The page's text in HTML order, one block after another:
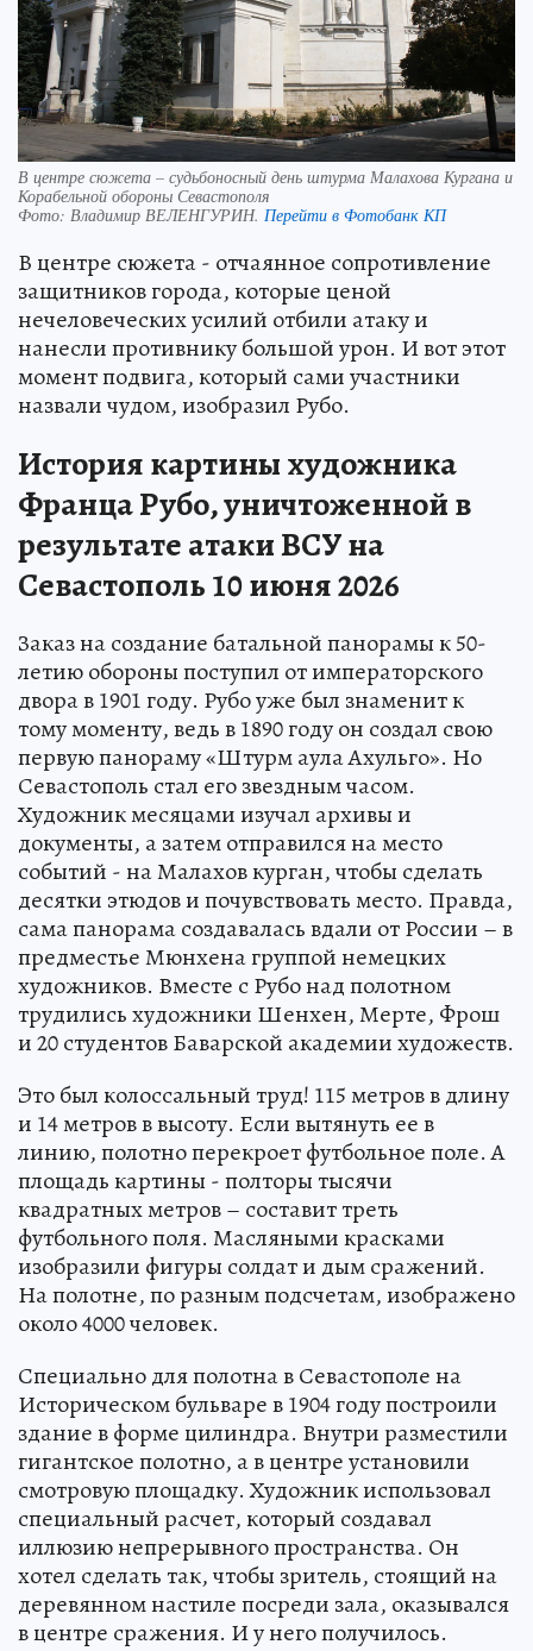
В центре сюжета – судьбоносный день штурма Малахова Кургана и
Корабельной обороны Севастополя
Фото: Владимир ВЕЛЕНГУРИН. Перейти в Фотобанк КП
В центре сюжета - отчаянное сопротивление
защитников города, которые ценой
нечеловеческих усилий отбили атаку и
нанесли противнику большой урон. И вот этот
момент подвига, который сами участники
назвали чудом, изобразил Рубо.
История картины художника
Франца Рубо, уничтоженной в
результате атаки ВСУ на
Севастополь 10 июня 2026
Заказ на создание батальной панорамы к 50-
летию обороны поступил от императорского
двора в 1901 году. Рубо уже был знаменит к
тому моменту, ведь в 1890 году он создал свою
первую панораму «Штурм аула Ахульго». Но
Севастополь стал его звездным часом.
Художник месяцами изучал архивы и
документы, а затем отправился на место
событий - на Малахов курган, чтобы сделать
десятки этюдов и почувствовать место. Правда,
сама панорама создавалась вдали от России – в
предместье Мюнхена группой немецких
художников. Вместе с Рубо над полотном
трудились художники Шенхен, Мерте, Фрош
и 20 студентов Баварской академии художеств.
Это был колоссальный труд! 115 метров в длину
и 14 метров в высоту. Если вытянуть ее в
линию, полотно перекроет футбольное поле. А
площадь картины - полторы тысячи
квадратных метров – составит треть
футбольного поля. Масляными красками
изобразили фигуры солдат и дым сражений.
На полотне, по разным подсчетам, изображено
около 4000 человек.
Специально для полотна в Севастополе на
Историческом бульваре в 1904 году построили
здание в форме цилиндра. Внутри разместили
гигантское полотно, а в центре установили
смотровую площадку. Художник использовал
специальный расчет, который создавал
иллюзию непрерывного пространства. Он
хотел сделать так, чтобы зритель, стоящий на
деревянном настиле посреди зала, оказывался
в центре сражения. И у него получилось.